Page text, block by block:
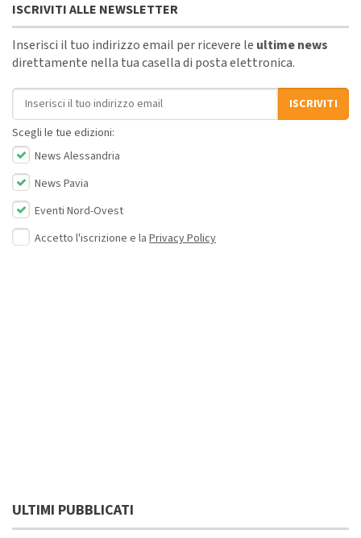
ISCRIVITI ALLE NEWSLETTER
Inserisci il tuo indirizzo email per ricevere le ultime news
direttamente nella tua casella di posta elettronica.
Indirizzo email
ISCRIVITI
Scegli le tue edizioni:
News Alessandria
News Pavia
Eventi Nord-Ovest
Accetto l'iscrizione e la Privacy Policy
ULTIMI PUBBLICATI